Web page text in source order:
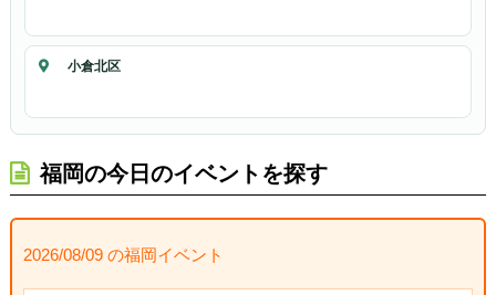
小倉北区
福岡の今日のイベントを探す
2026/08/09 の福岡イベント